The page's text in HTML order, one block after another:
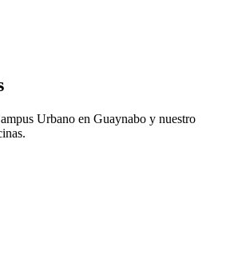
Urbano en Guaynabo y nuestro